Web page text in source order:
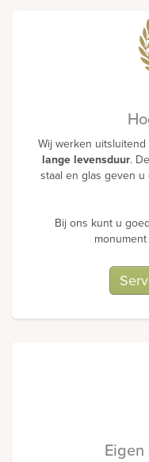
Wij werken
lange levensduur.
staal en glas geven
Bij ons kunt u